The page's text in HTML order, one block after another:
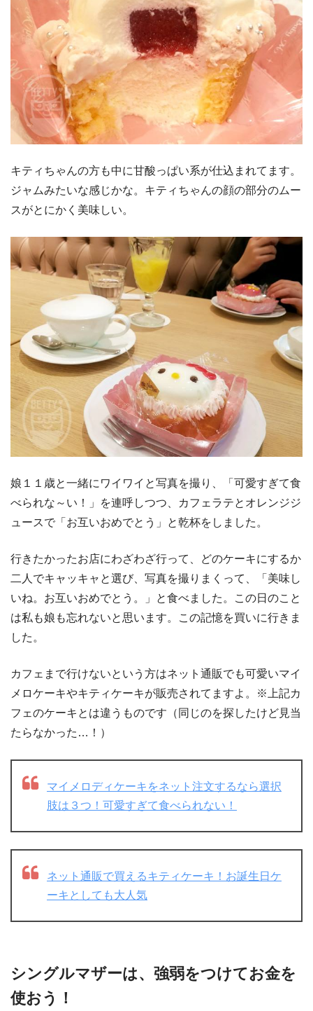
キティちゃんの方も中に甘酸っぱい系が仕込まれてます。
ジャムみたいな感じかな。キティちゃんの顔の部分のムー
スがとにかく美味しい。
娘１１歳と一緒にワイワイと写真を撮り、「可愛すぎて食
べられな～い！」を連呼しつつ、カフェラテとオレンジジ
ュースで「お互いおめでとう」と乾杯をしました。
行きたかったお店にわざわざ行って、どのケーキにするか
二人でキャッキャと選び、写真を撮りまくって、「美味し
いね。お互いおめでとう。」と食べました。この日のこと
は私も娘も忘れないと思います。この記憶を買いに行きま
した。
カフェまで行けないという方はネット通販でも可愛いマイ
メロケーキやキティケーキが販売されてますよ。※上記カ
フェのケーキとは違うものです（同じのを探したけど見当
たらなかった…！）
マイメロディケーキをネット注文するなら選択
肢は３つ！可愛すぎて食べられない！
ネット通販で買えるキティケーキ！お誕生日ケ
ーキとしても大人気
シングルマザーは、強弱をつけてお金を
使おう！